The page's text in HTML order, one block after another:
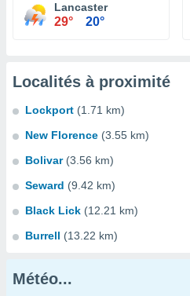
Lancaster
29° 20°
Localités à proximité
Lockport (1.71 km)
New Florence (3.55 km)
Bolivar (3.56 km)
Seward (9.42 km)
Black Lick (12.21 km)
Burrell (13.22 km)
Météo...